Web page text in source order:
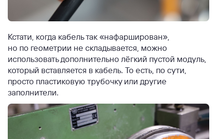
Кстати, когда кабель так «нафарширован»,
но по геометрии не складывается, можно
использовать дополнительно лёгкий пустой модуль,
который вставляется в кабель. То есть, по сути,
просто пластиковую трубочку или другие
заполнители.